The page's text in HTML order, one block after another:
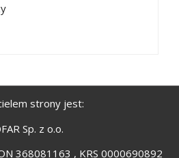
strony jest:
Sp. z o.o.
368081163 , KRS 0000690892